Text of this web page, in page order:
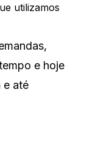
utilizamos
e hoje
e até